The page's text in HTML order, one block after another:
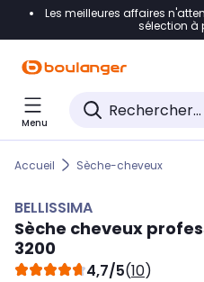
Accéder directement à la
Accéder directement au
Accéder directement au
Les meilleures affaires
sélection à
Menu
Accueil Sèche-cheveux
BELLISSIMA
Sèche cheveux
3200
4,7/5(10)